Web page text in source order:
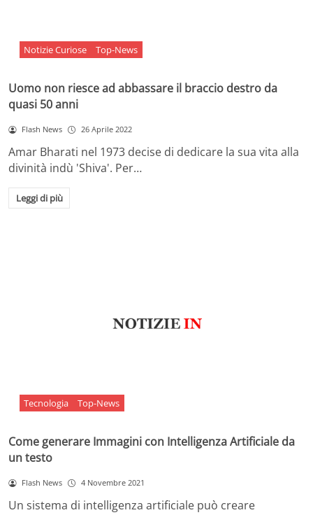
Notizie Curiose Top-News
Uomo non riesce ad abbassare il braccio destro da
quasi 50 anni
Flash News 26 Aprile 2022
Amar Bharati nel 1973 decise di dedicare la sua vita alla
divinità indù 'Shiva'. Per…
Leggi di più
Tecnologia Top-News
Come generare Immagini con Intelligenza Artificiale da
un testo
Flash News 4 Novembre 2021
Un sistema di intelligenza artificiale può creare